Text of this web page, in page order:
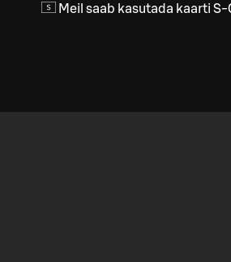
Meil saab kasutada kaarti S-